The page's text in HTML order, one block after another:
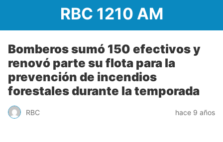
RBC 1210 AM
Bomberos sumó 150 efectivos y
renovó parte su flota para la
prevención de incendios
forestales durante la temporada
RBC hace 9 años